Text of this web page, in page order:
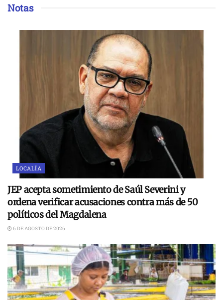
Notas
LOCALÍA
JEP acepta sometimiento de Saúl Severini y
ordena verificar acusaciones contra más de 50
políticos del Magdalena
6 DE AGOSTO DE 2026